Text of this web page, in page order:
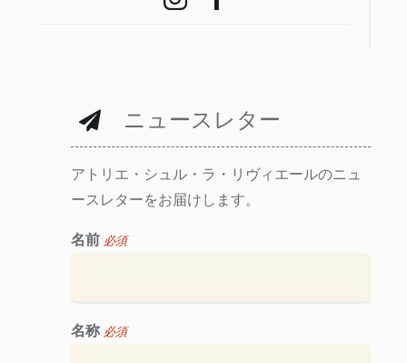
ニュースレター
アトリエ・シュル・ラ・リヴィエールのニュ
ースレターをお届けします。
名前 必須
名称 必須